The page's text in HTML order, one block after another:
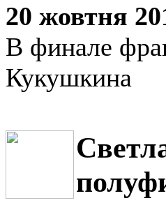
20 жовтня
В финале
Кукушкина